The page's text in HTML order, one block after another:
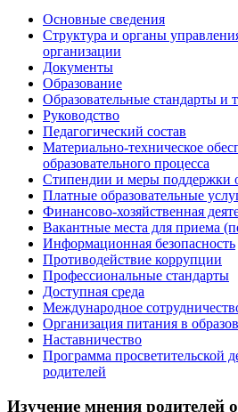
Основные сведения
Структура и органы
организации
Документы
Образование
Образовательные стандарты и
Руководство
Педагогический состав
Материально-техническое
образовательного процесса
Стипендии и меры поддержки
Платные образовательные
Финансово-хозяйственная
Вакантные места для приема
Информационная безопасность
Противодействие коррупции
Профессиональные стандарты
Доступная среда
Международное
Организация питания в
Наставничество
Программа просветительской
родителей
Изучение мнения родителей